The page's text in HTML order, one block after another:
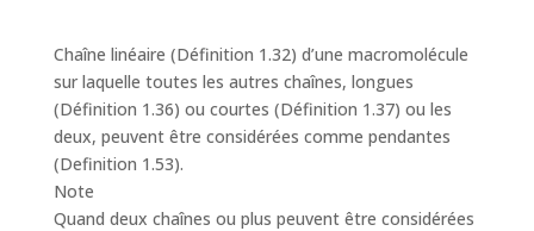
Chaîne linéaire (Définition 1.32) d’une macromolécule
sur laquelle toutes les autres chaînes, longues
(Définition 1.36) ou courtes (Définition 1.37) ou les
deux, peuvent être considérées comme pendantes
(Definition 1.53).
Note
Quand deux chaînes ou plus peuvent être considérées